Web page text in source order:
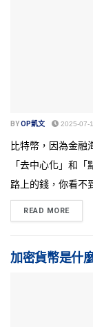
BYOP凱文 2025-07-
比特幣，因為金融
「去中心化」和
路上的錢，你看不
READ MORE
加密貨幣是什